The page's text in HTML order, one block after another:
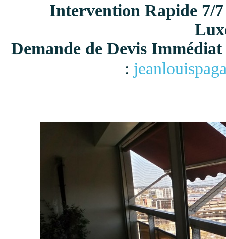
Intervention Rapide 7/
Demande de Devis
: